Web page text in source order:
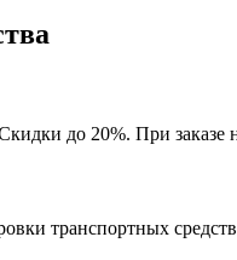
до 20%. При заказе
транспортных